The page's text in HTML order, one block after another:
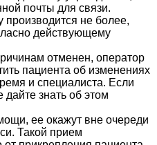
почты для связи.
производится не более,
действующему
отменен, оператор
пациента об изменениях
и специалиста. Если
знать об этом
ее окажут вне очереди
Такой прием